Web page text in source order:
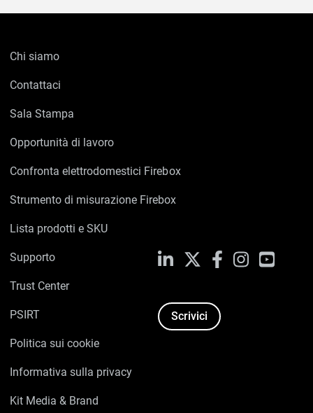
Chi siamo
Contattaci
Sala Stampa
Opportunità di lavoro
Confronta elettrodomestici Firebox
Strumento di misurazione Firebox
Lista prodotti e SKU
Supporto
Trust Center
PSIRT
Politica sui cookie
Informativa sulla privacy
Kit Media & Brand
LinkedIn FacebookInstagram
Scrivici